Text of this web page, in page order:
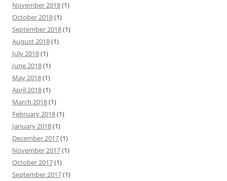
November 2018(1)
October 2018(1)
September 2018(1)
August 2018(1)
July 2018(1)
June 2018(1)
May 2018(1)
April 2018(1)
March 2018(1)
February 2018(1)
January 2018(1)
December 2017(1)
November 2017(1)
October 2017(1)
September 2017(1)